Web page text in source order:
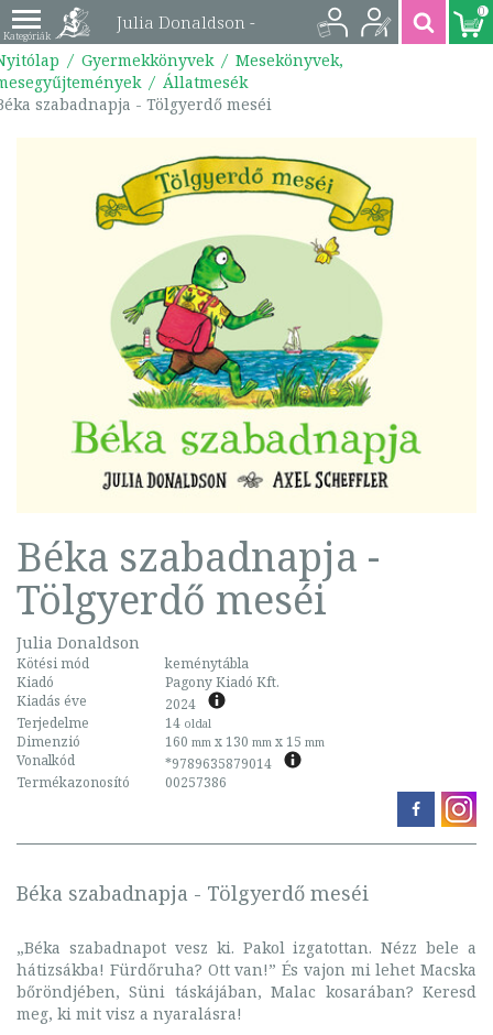
Julia Donaldson -
Béka szabadnapja -
Tölgyerdő meséi |
*9789635879014
0
Gyermekkönyvek
Mesekönyvek,
Állatmesék
szabadnapja - Tölgyerdő meséi
Béka szabadnapja -
Tölgyerdő meséi
Julia Donaldson
Kötési mód
keménytábla
Kiadó
Pagony Kiadó Kft.
Kiadás éve
2024
Terjedelme
14 oldal
Dimenzió 160 mm x 130 mm x 15 mm
Vonalkód
*9789635879014
Termékazonosító
00257386
Béka szabadnapja - Tölgyerdő meséi
„Béka szabadnapot vesz ki. Pakol izgatottan. Nézz bele a
hátizsákba! Fürdőruha? Ott van!” És vajon mi lehet Macska
bőröndjében, Süni táskájában, Malac kosarában? Keresd
meg, ki mit visz a nyaralásra!